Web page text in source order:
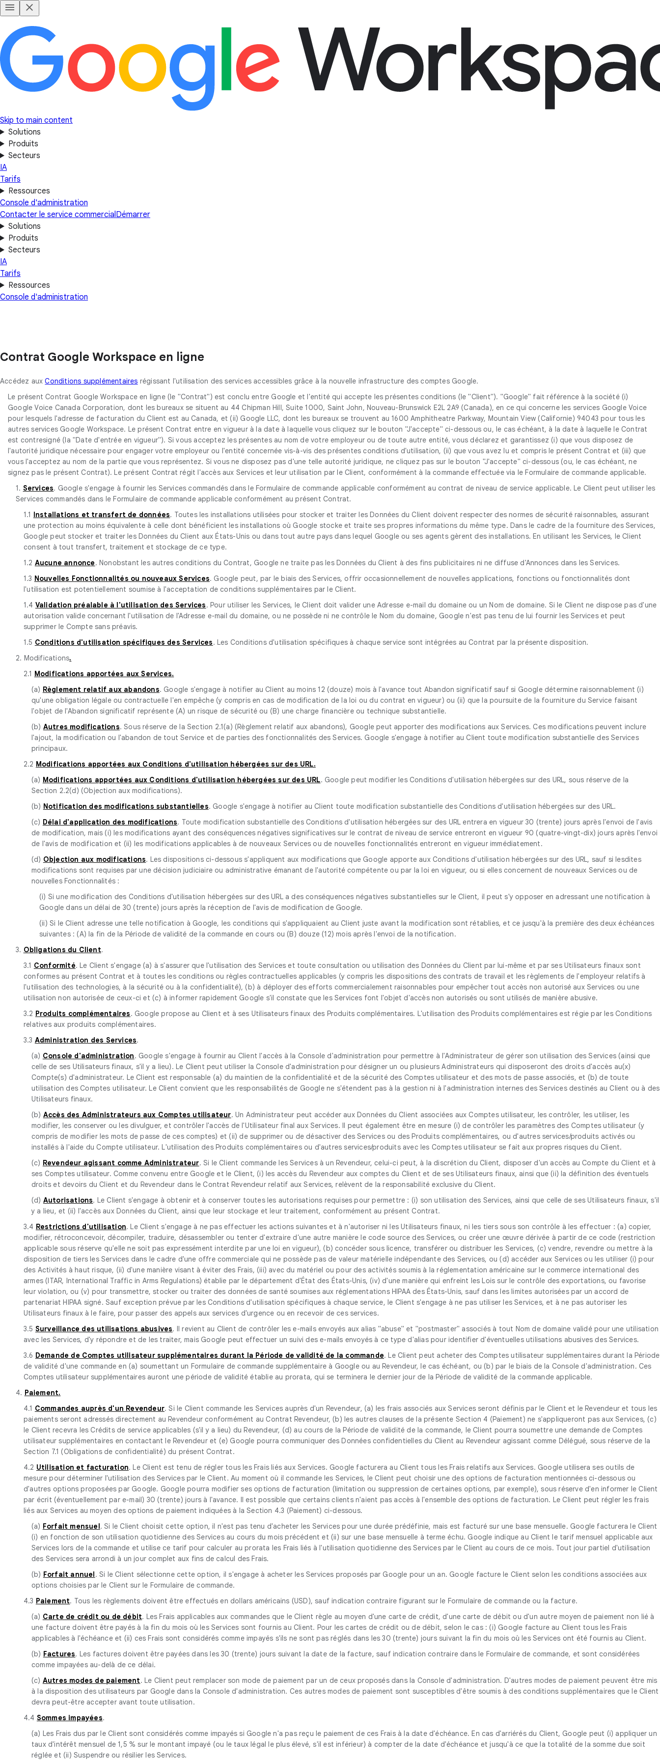
Skip to main content
Solutions
Produits
Secteurs
IA
Tarifs
Ressources
Console d'administration
Contacter le service commercialDémarrer
Solutions
Produits
Secteurs
IA
Tarifs
Ressources
Console d'administration
Contrat Google Workspace en ligne
Accédez auxConditions supplémentaires régissant l'utilisation des services accessibles grâce à la nouvelle infrastructure des comptes Google.
Le présent Contrat Google Workspace en ligne (le "Contrat") est conclu entre Google et l'entité qui accepte les présentes conditions (le "Client"). "Google" fait référence à la société (i)
Google Voice Canada Corporation, dont les bureaux se situent au 44 Chipman Hill, Suite 1000, Saint John, Nouveau-Brunswick E2L 2A9 (Canada), en ce qui concerne les services Google Voice
pour lesquels l'adresse de facturation du Client est au Canada, et (ii) Google LLC, dont les bureaux se trouvent au 1600 Amphitheatre Parkway, Mountain View (Californie) 94043 pour tous les
autres services Google Workspace. Le présent Contrat entre en vigueur à la date à laquelle vous cliquez sur le bouton "J'accepte" ci-dessous ou, le cas échéant, à la date à laquelle le Contrat
est contresigné (la "Date d'entrée en vigueur"). Si vous acceptez les présentes au nom de votre employeur ou de toute autre entité, vous déclarez et garantissez (i) que vous disposez de
l'autorité juridique nécessaire pour engager votre employeur ou l'entité concernée vis-à-vis des présentes conditions d'utilisation, (ii) que vous avez lu et compris le présent Contrat et (iii) que
vous l'acceptez au nom de la partie que vous représentez. Si vous ne disposez pas d'une telle autorité juridique, ne cliquez pas sur le bouton "J'accepte" ci-dessous (ou, le cas échéant, ne
signez pas le présent Contrat). Le présent Contrat régit l'accès aux Services et leur utilisation par le Client, conformément à la commande effectuée via le Formulaire de commande applicable.
1. Services. Google s'engage à fournir les Services commandés dans le Formulaire de commande applicable conformément au contrat de niveau de service applicable. Le Client peut utiliser les
Services commandés dans le Formulaire de commande applicable conformément au présent Contrat.
1.1 Installations et transfert de données. Toutes les installations utilisées pour stocker et traiter les Données du Client doivent respecter des normes de sécurité raisonnables, assurant
une protection au moins équivalente à celle dont bénéficient les installations où Google stocke et traite ses propres informations du même type. Dans le cadre de la fourniture des Services,
Google peut stocker et traiter les Données du Client aux États-Unis ou dans tout autre pays dans lequel Google ou ses agents gèrent des installations. En utilisant les Services, le Client
consent à tout transfert, traitement et stockage de ce type.
1.2 Aucune annonce. Nonobstant les autres conditions du Contrat, Google ne traite pas les Données du Client à des fins publicitaires ni ne diffuse d'Annonces dans les Services.
1.3 Nouvelles Fonctionnalités ou nouveaux Services. Google peut, par le biais des Services, offrir occasionnellement de nouvelles applications, fonctions ou fonctionnalités dont
l'utilisation est potentiellement soumise à l'acceptation de conditions supplémentaires par le Client.
1.4 Validation préalable à l'utilisation des Services. Pour utiliser les Services, le Client doit valider une Adresse e-mail du domaine ou un Nom de domaine. Si le Client ne dispose pas d'une
autorisation valide concernant l'utilisation de l'Adresse e-mail du domaine, ou ne possède ni ne contrôle le Nom du domaine, Google n'est pas tenu de lui fournir les Services et peut
supprimer le Compte sans préavis.
1.5 Conditions d'utilisation spécifiques des Services. Les Conditions d'utilisation spécifiques à chaque service sont intégrées au Contrat par la présente disposition.
2. Modifications.
2.1 Modifications apportées aux Services.
(a) Règlement relatif aux abandons. Google s'engage à notifier au Client au moins 12 (douze) mois à l'avance tout Abandon significatif sauf si Google détermine raisonnablement (i)
qu'une obligation légale ou contractuelle l'en empêche (y compris en cas de modification de la loi ou du contrat en vigueur) ou (ii) que la poursuite de la fourniture du Service faisant
l'objet de l'Abandon significatif représente (A) un risque de sécurité ou (B) une charge financière ou technique substantielle.
(b) Autres modifications. Sous réserve de la Section 2.1(a) (Règlement relatif aux abandons), Google peut apporter des modifications aux Services. Ces modifications peuvent inclure
l'ajout, la modification ou l'abandon de tout Service et de parties des fonctionnalités des Services. Google s'engage à notifier au Client toute modification substantielle des Services
principaux.
2.2 Modifications apportées aux Conditions d'utilisation hébergées sur des URL.
(a) Modifications apportées aux Conditions d'utilisation hébergées sur des URL. Google peut modifier les Conditions d'utilisation hébergées sur des URL, sous réserve de la
Section 2.2(d) (Objection aux modifications).
(b) Notification des modifications substantielles. Google s'engage à notifier au Client toute modification substantielle des Conditions d'utilisation hébergées sur des URL.
(c) Délai d'application des modifications. Toute modification substantielle des Conditions d'utilisation hébergées sur des URL entrera en vigueur 30 (trente) jours après l'envoi de l'avis
de modification, mais (i) les modifications ayant des conséquences négatives significatives sur le contrat de niveau de service entreront en vigueur 90 (quatre-vingt-dix) jours après l'envoi
de l'avis de modification et (ii) les modifications applicables à de nouveaux Services ou de nouvelles fonctionnalités entreront en vigueur immédiatement.
(d) Objection aux modifications. Les dispositions ci-dessous s'appliquent aux modifications que Google apporte aux Conditions d'utilisation hébergées sur des URL, sauf si lesdites
modifications sont requises par une décision judiciaire ou administrative émanant de l'autorité compétente ou par la loi en vigueur, ou si elles concernent de nouveaux Services ou de
nouvelles Fonctionnalités :
(i) Si une modification des Conditions d'utilisation hébergées sur des URL a des conséquences négatives substantielles sur le Client, il peut s'y opposer en adressant une notification à
Google dans un délai de 30 (trente) jours après la réception de l'avis de modification de Google.
(ii) Si le Client adresse une telle notification à Google, les conditions qui s'appliquaient au Client juste avant la modification sont rétablies, et ce jusqu'à la première des deux échéances
suivantes : (A) la fin de la Période de validité de la commande en cours ou (B) douze (12) mois après l'envoi de la notification.
3. Obligations du Client.
3.1 Conformité. Le Client s'engage (a) à s'assurer que l'utilisation des Services et toute consultation ou utilisation des Données du Client par lui-même et par ses Utilisateurs finaux sont
conformes au présent Contrat et à toutes les conditions ou règles contractuelles applicables (y compris les dispositions des contrats de travail et les règlements de l'employeur relatifs à
l'utilisation des technologies, à la sécurité ou à la confidentialité), (b) à déployer des efforts commercialement raisonnables pour empêcher tout accès non autorisé aux Services ou une
utilisation non autorisée de ceux-ci et (c) à informer rapidement Google s'il constate que les Services font l'objet d'accès non autorisés ou sont utilisés de manière abusive.
3.2 Produits complémentaires. Google propose au Client et à ses Utilisateurs finaux des Produits complémentaires. L'utilisation des Produits complémentaires est régie par les Conditions
relatives aux produits complémentaires.
3.3 Administration des Services.
(a) Console d'administration. Google s'engage à fournir au Client l'accès à la Console d'administration pour permettre à l'Administrateur de gérer son utilisation des Services (ainsi que
celle de ses Utilisateurs finaux, s'il y a lieu). Le Client peut utiliser la Console d'administration pour désigner un ou plusieurs Administrateurs qui disposeront des droits d'accès au(x)
Compte(s) d'administrateur. Le Client est responsable (a) du maintien de la confidentialité et de la sécurité des Comptes utilisateur et des mots de passe associés, et (b) de toute
utilisation des Comptes utilisateur. Le Client convient que les responsabilités de Google ne s'étendent pas à la gestion ni à l'administration internes des Services destinés au Client ou à des
Utilisateurs finaux.
(b) Accès des Administrateurs aux Comptes utilisateur. Un Administrateur peut accéder aux Données du Client associées aux Comptes utilisateur, les contrôler, les utiliser, les
modifier, les conserver ou les divulguer, et contrôler l'accès de l'Utilisateur final aux Services. Il peut également être en mesure (i) de contrôler les paramètres des Comptes utilisateur (y
compris de modifier les mots de passe de ces comptes) et (ii) de supprimer ou de désactiver des Services ou des Produits complémentaires, ou d'autres services/produits activés ou
installés à l'aide du Compte utilisateur. L'utilisation des Produits complémentaires ou d'autres services/produits avec les Comptes utilisateur se fait aux propres risques du Client.
(c) Revendeur agissant comme Administrateur. Si le Client commande les Services à un Revendeur, celui-ci peut, à la discrétion du Client, disposer d'un accès au Compte du Client et à
ses Comptes utilisateur. Comme convenu entre Google et le Client, (i) les accès du Revendeur aux comptes du Client et de ses Utilisateurs finaux, ainsi que (ii) la définition des éventuels
droits et devoirs du Client et du Revendeur dans le Contrat Revendeur relatif aux Services, relèvent de la responsabilité exclusive du Client.
(d) Autorisations. Le Client s'engage à obtenir et à conserver toutes les autorisations requises pour permettre : (i) son utilisation des Services, ainsi que celle de ses Utilisateurs finaux, s'il
y a lieu, et (ii) l'accès aux Données du Client, ainsi que leur stockage et leur traitement, conformément au présent Contrat.
3.4 Restrictions d'utilisation. Le Client s'engage à ne pas effectuer les actions suivantes et à n'autoriser ni les Utilisateurs finaux, ni les tiers sous son contrôle à les effectuer : (a) copier,
modifier, rétroconcevoir, décompiler, traduire, désassembler ou tenter d'extraire d'une autre manière le code source des Services, ou créer une œuvre dérivée à partir de ce code (restriction
applicable sous réserve qu'elle ne soit pas expressément interdite par une loi en vigueur), (b) concéder sous licence, transférer ou distribuer les Services, (c) vendre, revendre ou mettre à la
disposition de tiers les Services dans le cadre d'une offre commerciale qui ne possède pas de valeur matérielle indépendante des Services, ou (d) accéder aux Services ou les utiliser (i) pour
des Activités à haut risque, (ii) d'une manière visant à éviter des Frais, (iii) avec du matériel ou pour des activités soumis à la réglementation américaine sur le commerce international des
armes (ITAR, International Traffic in Arms Regulations) établie par le département d'État des États-Unis, (iv) d'une manière qui enfreint les Lois sur le contrôle des exportations, ou favorise
leur violation, ou (v) pour transmettre, stocker ou traiter des données de santé soumises aux réglementations HIPAA des États-Unis, sauf dans les limites autorisées par un accord de
partenariat HIPAA signé. Sauf exception prévue par les Conditions d'utilisation spécifiques à chaque service, le Client s'engage à ne pas utiliser les Services, et à ne pas autoriser les
Utilisateurs finaux à le faire, pour passer des appels aux services d'urgence ou en recevoir de ces services.
3.5 Surveillance des utilisations abusives. Il revient au Client de contrôler les e-mails envoyés aux alias "abuse" et "postmaster" associés à tout Nom de domaine validé pour une utilisation
avec les Services, d'y répondre et de les traiter, mais Google peut effectuer un suivi des e-mails envoyés à ce type d'alias pour identifier d'éventuelles utilisations abusives des Services.
3.6 Demande de Comptes utilisateur supplémentaires durant la Période de validité de la commande. Le Client peut acheter des Comptes utilisateur supplémentaires durant la Période
de validité d'une commande en (a) soumettant un Formulaire de commande supplémentaire à Google ou au Revendeur, le cas échéant, ou (b) par le biais de la Console d'administration. Ces
Comptes utilisateur supplémentaires auront une période de validité établie au prorata, qui se terminera le dernier jour de la Période de validité de la commande applicable.
4. Paiement.
4.1 Commandes auprès d'un Revendeur. Si le Client commande les Services auprès d'un Revendeur, (a) les frais associés aux Services seront définis par le Client et le Revendeur et tous les
paiements seront adressés directement au Revendeur conformément au Contrat Revendeur, (b) les autres clauses de la présente Section 4 (Paiement) ne s'appliqueront pas aux Services, (c)
le Client recevra les Crédits de service applicables (s'il y a lieu) du Revendeur, (d) au cours de la Période de validité de la commande, le Client pourra soumettre une demande de Comptes
utilisateur supplémentaires en contactant le Revendeur et (e) Google pourra communiquer des Données confidentielles du Client au Revendeur agissant comme Délégué, sous réserve de la
Section 7.1 (Obligations de confidentialité) du présent Contrat.
4.2 Utilisation et facturation. Le Client est tenu de régler tous les Frais liés aux Services. Google facturera au Client tous les Frais relatifs aux Services. Google utilisera ses outils de
mesure pour déterminer l'utilisation des Services par le Client. Au moment où il commande les Services, le Client peut choisir une des options de facturation mentionnées ci-dessous ou
d'autres options proposées par Google. Google pourra modifier ses options de facturation (limitation ou suppression de certaines options, par exemple), sous réserve d'en informer le Client
par écrit (éventuellement par e-mail) 30 (trente) jours à l'avance. Il est possible que certains clients n'aient pas accès à l'ensemble des options de facturation. Le Client peut régler les frais
liés aux Services au moyen des options de paiement indiquées à la Section 4.3 (Paiement) ci-dessous.
(a) Forfait mensuel. Si le Client choisit cette option, il n'est pas tenu d'acheter les Services pour une durée prédéfinie, mais est facturé sur une base mensuelle. Google facturera le Client
(i) en fonction de son utilisation quotidienne des Services au cours du mois précédent et (ii) sur une base mensuelle à terme échu. Google indique au Client le tarif mensuel applicable aux
Services lors de la commande et utilise ce tarif pour calculer au prorata les Frais liés à l'utilisation quotidienne des Services par le Client au cours de ce mois. Tout jour partiel d'utilisation
des Services sera arrondi à un jour complet aux fins de calcul des Frais.
(b) Forfait annuel. Si le Client sélectionne cette option, il s'engage à acheter les Services proposés par Google pour un an. Google facture le Client selon les conditions associées aux
options choisies par le Client sur le Formulaire de commande.
4.3 Paiement. Tous les règlements doivent être effectués en dollars américains (USD), sauf indication contraire figurant sur le Formulaire de commande ou la facture.
(a) Carte de crédit ou de débit. Les Frais applicables aux commandes que le Client règle au moyen d'une carte de crédit, d'une carte de débit ou d'un autre moyen de paiement non lié à
une facture doivent être payés à la fin du mois où les Services sont fournis au Client. Pour les cartes de crédit ou de débit, selon le cas : (i) Google facture au Client tous les Frais
applicables à l'échéance et (ii) ces Frais sont considérés comme impayés s'ils ne sont pas réglés dans les 30 (trente) jours suivant la fin du mois où les Services ont été fournis au Client.
(b) Factures. Les factures doivent être payées dans les 30 (trente) jours suivant la date de la facture, sauf indication contraire dans le Formulaire de commande, et sont considérées
comme impayées au-delà de ce délai.
(c) Autres modes de paiement. Le Client peut remplacer son mode de paiement par un de ceux proposés dans la Console d'administration. D'autres modes de paiement peuvent être mis
à la disposition des utilisateurs par Google dans la Console d'administration. Ces autres modes de paiement sont susceptibles d'être soumis à des conditions supplémentaires que le Client
devra peut-être accepter avant toute utilisation.
4.4 Sommes impayées.
(a) Les Frais dus par le Client sont considérés comme impayés si Google n'a pas reçu le paiement de ces Frais à la date d'échéance. En cas d'arriérés du Client, Google peut (i) appliquer un
taux d'intérêt mensuel de 1,5 % sur le montant impayé (ou le taux légal le plus élevé, s'il est inférieur) à compter de la date d'échéance et jusqu'à ce que la totalité de la somme due soit
réglée et (ii) Suspendre ou résilier les Services.